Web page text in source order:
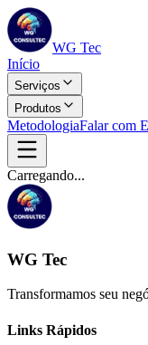
WG Tec
Início
Serviços
Produtos
MetodologiaFalar com
Carregando...
WG Tec
Transformamos seu
Links Rápidos